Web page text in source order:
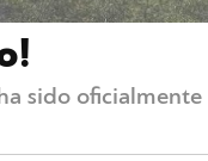
sido oficialmente